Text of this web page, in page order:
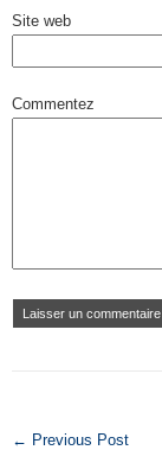
Site web
Commentez
← Previous Post